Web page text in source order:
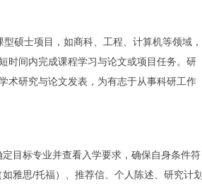
硕士项目，如商科、工程、计算机等领域，
时间内完成课程学习与论文或项目任务。研
术研究与论文发表，为有志于从事科研工作
目标专业并查看入学要求，确保自身条件符
雅思/托福）、推荐信、个人陈述、研究计划